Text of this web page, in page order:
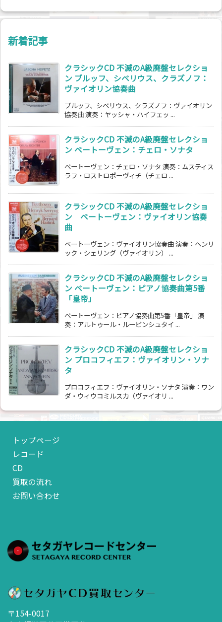
新着記事
クラシックCD 不滅のA級廃盤セレクショ
ン ブルッフ、シベリウス、クラズノフ：
ヴァイオリン協奏曲
ブルッフ、シベリウス、クラズノフ：ヴァイオリン
協奏曲 演奏：ヤッシャ・ハイフェッ ...
クラシックCD 不滅のA級廃盤セレクショ
ン ベートーヴェン：チェロ・ソナタ
ベートーヴェン：チェロ・ソナタ 演奏：ムスティス
ラフ・ロストロポーヴィチ（チェロ ...
クラシックCD 不滅のA級廃盤セレクショ
ン ベートーヴェン：ヴァイオリン協奏
曲
ベートーヴェン：ヴァイオリン協奏曲 演奏：ヘンリ
ック・シェリング（ヴァイオリン） ...
クラシックCD 不滅のA級廃盤セレクショ
ン ベートーヴェン：ピアノ協奏曲第5番
「皇帝」
ベートーヴェン：ピアノ協奏曲第5番「皇帝」 演
奏：アルトゥール・ルービンシュタイ ...
クラシックCD 不滅のA級廃盤セレクショ
ン プロコフィエフ：ヴァイオリン・ソナ
タ
プロコフィエフ：ヴァイオリン・ソナタ 演奏：ワン
ダ・ウィウコミルスカ（ヴァイオリ ...
トップページ
レコード
CD
買取の流れ
お問い合わせ
〒154-0017